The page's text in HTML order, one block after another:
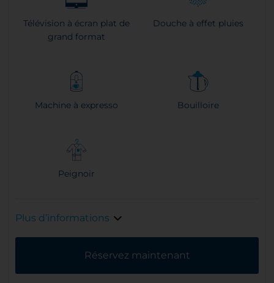
Télévision à écran plat de
grand format
Douche à effet pluies
Machine à expresso Bouilloire
Peignoir
Plus d’informations
Réservez maintenant